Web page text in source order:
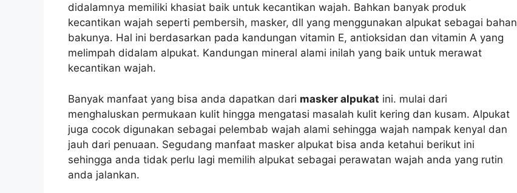
didalamnya memiliki khasiat baik untuk kecantikan wajah. Bahkan banyak produk
kecantikan wajah seperti pembersih, masker, dll yang menggunakan alpukat sebagai bahan
bakunya. Hal ini berdasarkan pada kandungan vitamin E, antioksidan dan vitamin A yang
melimpah didalam alpukat. Kandungan mineral alami inilah yang baik untuk merawat
kecantikan wajah.
Banyak manfaat yang bisa anda dapatkan dari masker alpukat ini. mulai dari
menghaluskan permukaan kulit hingga mengatasi masalah kulit kering dan kusam. Alpukat
juga cocok digunakan sebagai pelembab wajah alami sehingga wajah nampak kenyal dan
jauh dari penuaan. Segudang manfaat masker alpukat bisa anda ketahui berikut ini
sehingga anda tidak perlu lagi memilih alpukat sebagai perawatan wajah anda yang rutin
anda jalankan.